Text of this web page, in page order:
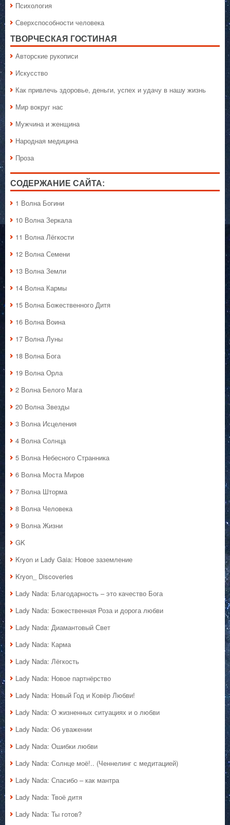
Психология
Сверхспособности человека
ТВОРЧЕСКАЯ ГОСТИНАЯ
Авторские рукописи
Искусство
Как привлечь здоровье, деньги, успех и удачу в нашу жизнь
Мир вокруг нас
Мужчина и женщина
Народная медицина
Проза
СОДЕРЖАНИЕ САЙТА:
1 Волна Богини
10 Волна Зеркала
11 Волна Лёгкости
12 Волна Семени
13 Волна Земли
14 Волна Кармы
15 Волна Божественного Дитя
16 Волна Воина
17 Волна Луны
18 Волна Бога
19 Волна Орла
2 Волна Белого Мага
20 Волна Звезды
3 Волна Исцеления
4 Волна Солнца
5 Волна Небесного Странника
6 Волна Моста Миров
7 Волна Шторма
8 Волна Человека
9 Волна Жизни
GK
Kryon и Lady Gaia: Новое заземление
Kryon_ Discoveries
Lady Nada: Благодарность – это качество Бога
Lady Nada: Божественная Роза и дорога любви
Lady Nada: Диамантовый Свет
Lady Nada: Карма
Lady Nada: Лёгкость
Lady Nada: Новое партнёрство
Lady Nada: Новый Год и Ковёр Любви!
Lady Nada: О жизненных ситуациях и о любви
Lady Nada: Об уважении
Lady Nada: Ошибки любви
Lady Nada: Солнце моё!.. (Ченнелинг с медитацией)
Lady Nada: Спасибо – как мантра
Lady Nada: Твоё дитя
Lady Nada: Ты готов?